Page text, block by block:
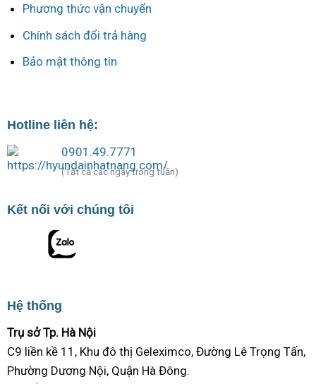
Phương thức vận chuyển
Chính sách đổi trả hàng
Bảo mật thông tin
Hotline liên hệ:
0901.49.7771
(Tất cả các ngày trong tuần)
Kết nối với chúng tôi
Hệ thống
Trụ sở Tp. Hà Nội
C9 liền kề 11, Khu đô thị Geleximco, Đường Lê Trọng Tấn,
Phường Dương Nội, Quận Hà Đông.